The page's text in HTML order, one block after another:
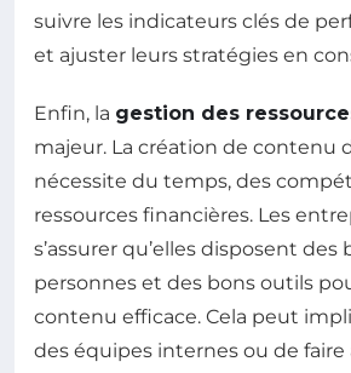
suivre les indicateurs clés de
et ajuster leurs stratégies en
Enfin, la gestion des
majeur. La création de contenu
nécessite du temps, des
ressources financières. Les
s’assurer qu’elles disposent des
personnes et des bons outils
contenu efficace. Cela peut
des équipes internes ou de faire